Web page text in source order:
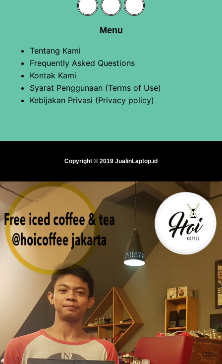
Menu
Tentang Kami
Frequently Asked Questions
Kontak Kami
Syarat Penggunaan (Terms of Use)
Kebijakan Privasi (Privacy policy)
Copyright © 2019 JualinLaptop.id